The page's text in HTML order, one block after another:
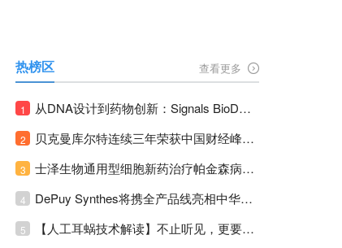
热榜区 查看更多
1 从DNA设计到药物创新：Signals BioDesign如何重塑分子生物学研发生态！
2 贝克曼库尔特连续三年荣获中国财经峰会三项大奖！
3 士泽生物通用型细胞新药治疗帕金森病注册临床II期全部入组完成！
4 DePuy Synthes将携全产品线亮相中华医学会运动医疗分会大会，加码布局中国运动医学创新赛道！
5 【人工耳蜗技术解读】不止听见，更要听见未来 ---- 智能耳蜗，开启人工耳蜗技术新纪元！